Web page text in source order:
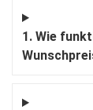
1. Wie